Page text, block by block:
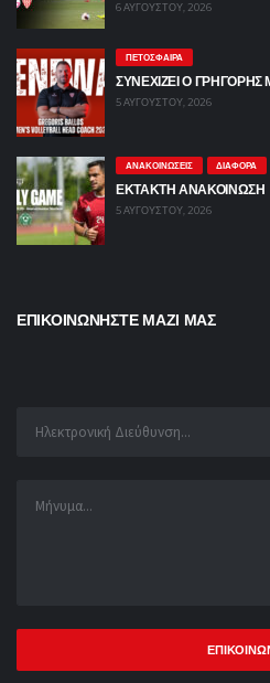
6 ΑΥΓΟΎΣΤΟΥ, 2026
ΠΕΤΌΣΦΑΙΡΑ
ΣΥΝΕΧΙΖΕΙ Ο
5 ΑΥΓΟΎΣΤΟΥ, 2026
ΑΝΑΚΟΙΝΏΣΕΙΣ ΔΙΆΦΟΡΑ
ΕΚΤΑΚΤΗ ΑΝΑΚΟΙΝΩΣΗ
5 ΑΥΓΟΎΣΤΟΥ, 2026
ΕΠΙΚΟΙΝΩΝΗΣΤΕ ΜΑΖΙ ΜΑΣ